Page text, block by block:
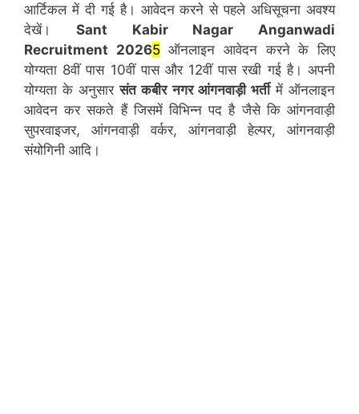
आर्टिकल में दी गई है। आवेदन करने से पहले अधिसूचना अवश्य
देखें। Sant Kabir Nagar Anganwadi
Recruitment 20265ऑनलाइन आवेदन करने के लिए
योग्यता 8वीं पास 10वीं पास और 12वीं पास रखी गई है। अपनी
योग्यता के अनुसारसंत कबीर नगर आंगनवाड़ी भर्तीमें ऑनलाइन
आवेदन कर सकते हैं जिसमें विभिन्न पद है जैसे कि आंगनवाड़ी
सुपरवाइजर, आंगनवाड़ी वर्कर, आंगनवाड़ी हेल्पर, आंगनवाड़ी
संयोगिनी आदि।